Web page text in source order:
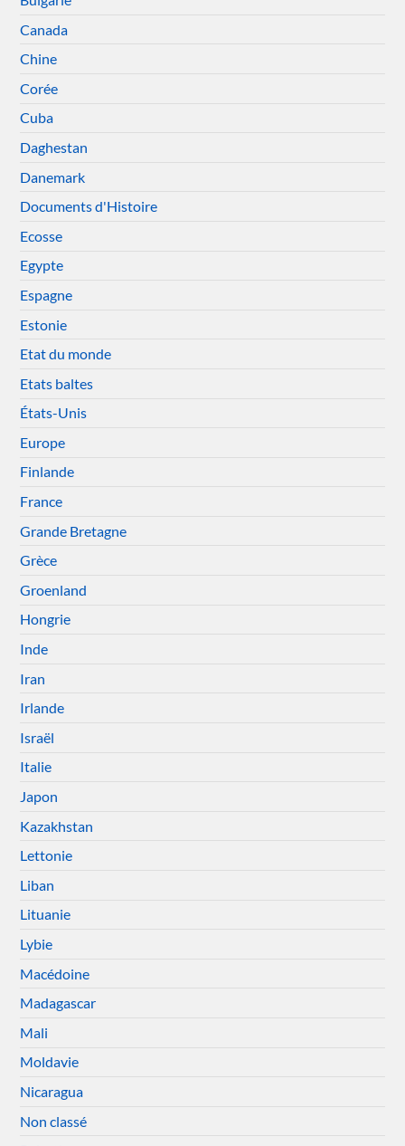
Canada
Chine
Corée
Cuba
Daghestan
Danemark
Documents d'Histoire
Ecosse
Egypte
Espagne
Estonie
Etat du monde
Etats baltes
États-Unis
Europe
Finlande
France
Grande Bretagne
Grèce
Groenland
Hongrie
Inde
Iran
Irlande
Israël
Italie
Japon
Kazakhstan
Lettonie
Liban
Lituanie
Lybie
Macédoine
Madagascar
Mali
Moldavie
Nicaragua
Non classé